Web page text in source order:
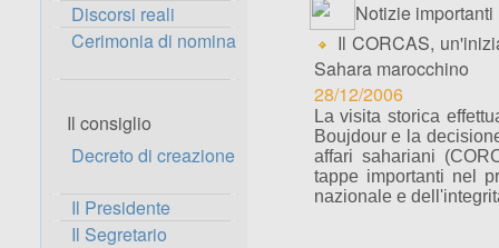
Discorsi reali
Cerimonia di nomina
Il consiglio
Decreto di creazione
Il Presidente
Il Segretario
Notizie importanti
Il CORCAS,
Sahara marocchino
28/12/2006
La visita storica
Boujdour e la
affari sahariani
tappe importanti nel
nazionale e